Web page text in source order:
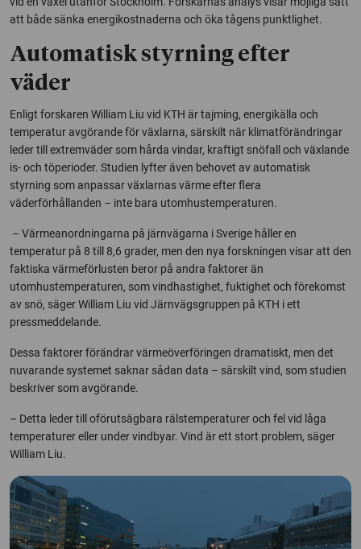
att både sänka energikostnaderna och öka tågens punktlighet.
Automatisk styrning efter
väder
Enligt forskaren William Liu vid KTH är tajming, energikälla och
temperatur avgörande för växlarna, särskilt när klimatförändringar
leder till extremväder som hårda vindar, kraftigt snöfall och växlande
is- och töperioder. Studien lyfter även behovet av automatisk
styrning som anpassar växlarnas värme efter flera
väderförhållanden – inte bara utomhustemperaturen.
– Värmeanordningarna på järnvägarna i Sverige håller en
temperatur på 8 till 8,6 grader, men den nya forskningen visar att den
faktiska värmeförlusten beror på andra faktorer än
utomhustemperaturen, som vindhastighet, fuktighet och förekomst
av snö, säger William Liu vid Järnvägsgruppen på KTH i ett
pressmeddelande.
Dessa faktorer förändrar värmeöverföringen dramatiskt, men det
nuvarande systemet saknar sådan data – särskilt vind, som studien
beskriver som avgörande.
– Detta leder till oförutsägbara räls­temperaturer och fel vid låga
temperaturer eller under vindbyar. Vind är ett stort problem, säger
William Liu.